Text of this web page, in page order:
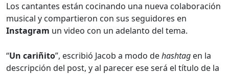
Los cantantes están cocinando una nueva colaboración
musical y compartieron con sus seguidores en
Instagram un video con un adelanto del tema.
“Un cariñito”, escribió Jacob a modo dehashtag en la
descripción del post, y al parecer ese será el título de la